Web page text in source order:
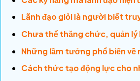
Lãnh đạo giỏi là người biết
Chưa thể thăng chức, quản lý
Những lầm tưởng phổ biến về
Cách thức tạo động lực cho